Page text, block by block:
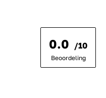
0.0 /10
Beoordeling